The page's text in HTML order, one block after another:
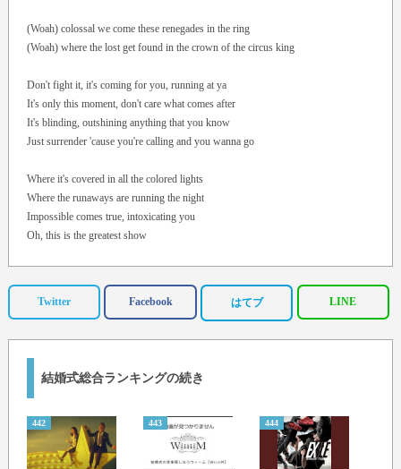
(Woah) colossal we come these renegades in the ring
(Woah) where the lost get found in the crown of the circus king
Don't fight it, it's coming for you, running at ya
It's only this moment, don't care what comes after
It's blinding, outshining anything that you know
Just surrender 'cause you're calling and you wanna go
Where it's covered in all the colored lights
Where the runaways are running the night
Impossible comes true, intoxicating you
Oh, this is the greatest show
Watching it come true, it's taking over you
And it's here right in front of you
It's everything you ever want
It's everything you ever need
And it's here right in front of you
Twitter Facebook はてブ LINE
結婚式総合ランキングの続き
442 443 444